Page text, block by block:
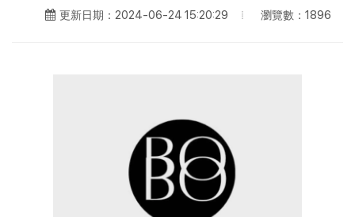
更新日期：2024-06-24 15:20:29 瀏覽數：1896